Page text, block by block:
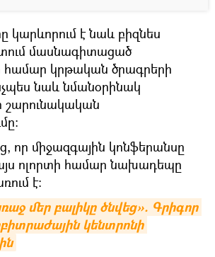
է նաև բիզնես
մասնագիտացած
կրթական ծրագրերի
նաև նմանօրինակ
շարունակական
որ միջազգային կոնֆերանսը
ոլորտի համար նախադեպը
է։
մեր բալիկը ծնվեց». Գրիգոր
կենտրոնի